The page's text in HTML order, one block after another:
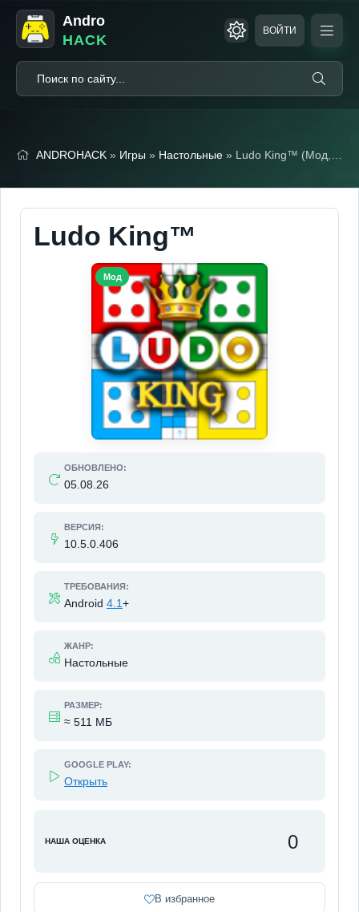
Andro
HACK
ВОЙТИ
ANDROHACK » Игры » Настольные » Ludo King™ (Мод, Легкие победы)
Ludo King™
ОБНОВЛЕНО:
05.08.26
ВЕРСИЯ:
10.5.0.406
ТРЕБОВАНИЯ:
Android 4.1+
ЖАНР:
Настольные
РАЗМЕР:
≈ 511 МБ
GOOGLE PLAY:
Открыть
НАША ОЦЕНКА 0
В избранное
Мод